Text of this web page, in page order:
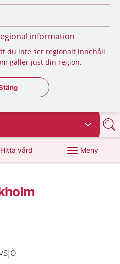
information
du inte ser regionalt innehåll
gäller just din region.
regionsväljaren
Hitta vård
på 1177.se
Meny